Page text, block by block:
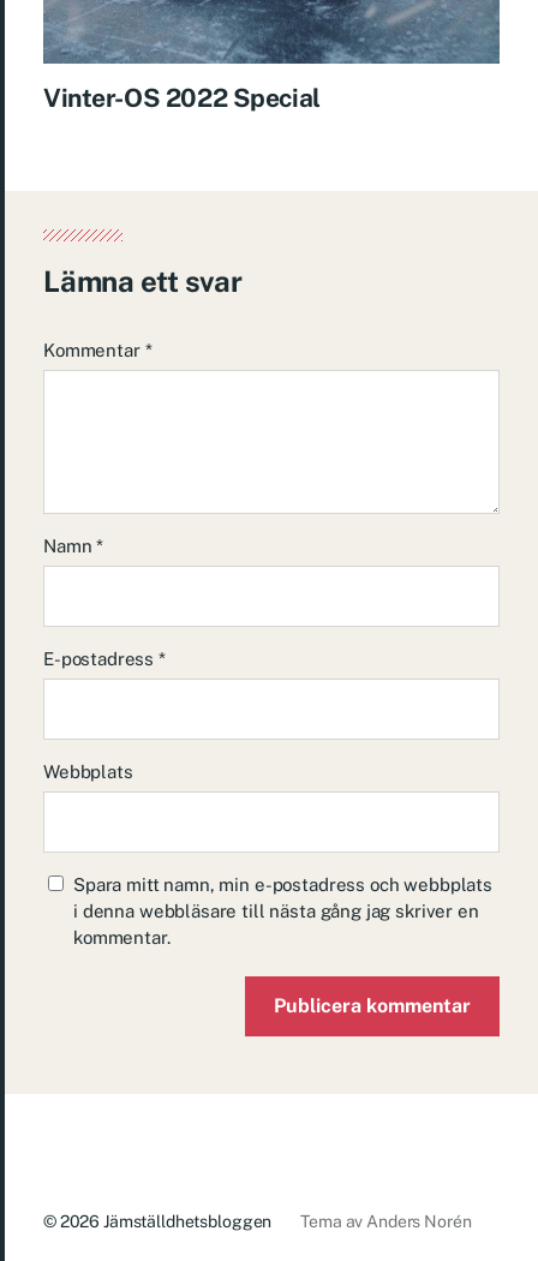
Vinter-OS 2022 Special
Lämna ett svar
Kommentar *
Namn*
E-postadress*
Webbplats
Spara mitt namn, min e-postadress och webbplats
i denna webbläsare till nästa gång jag skriver en
kommentar.
© 2026Jämställdhetsbloggen Tema av Anders Norén